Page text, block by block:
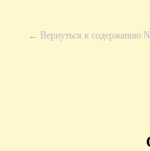
← Вернуться к содержанию